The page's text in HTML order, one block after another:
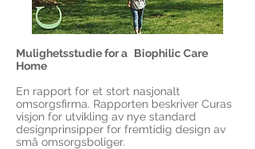
Mulighetsstudie for a Biophilic Care
Home
En rapport for et stort nasjonalt
omsorgsfirma. Rapporten beskriver Curas
visjon for utvikling av nye standard
designprinsipper for fremtidig design av
små omsorgsboliger.